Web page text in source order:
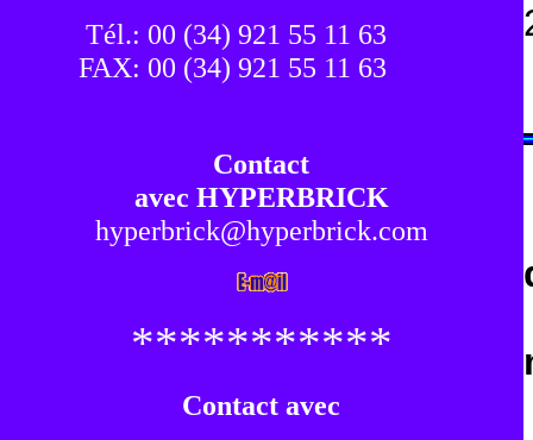
Tél.: 00 (34) 921 55 11 63
FAX: 00 (34) 921 55 11 63
Contact
avec HYPERBRICK
hyperbrick@hyperbrick.com
***********
Contact avec